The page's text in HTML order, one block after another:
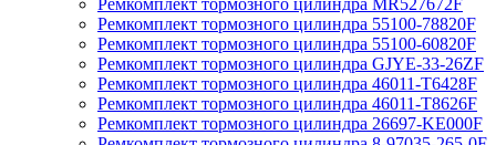
Ремкомплект тормозного цилиндра MR527672F
Ремкомплект тормозного цилиндра 55100-78820F
Ремкомплект тормозного цилиндра 55100-60820F
Ремкомплект тормозного цилиндра GJYE-33-26ZF
Ремкомплект тормозного цилиндра 46011-T6428F
Ремкомплект тормозного цилиндра 46011-T8626F
Ремкомплект тормозного цилиндра 26697-KE000F